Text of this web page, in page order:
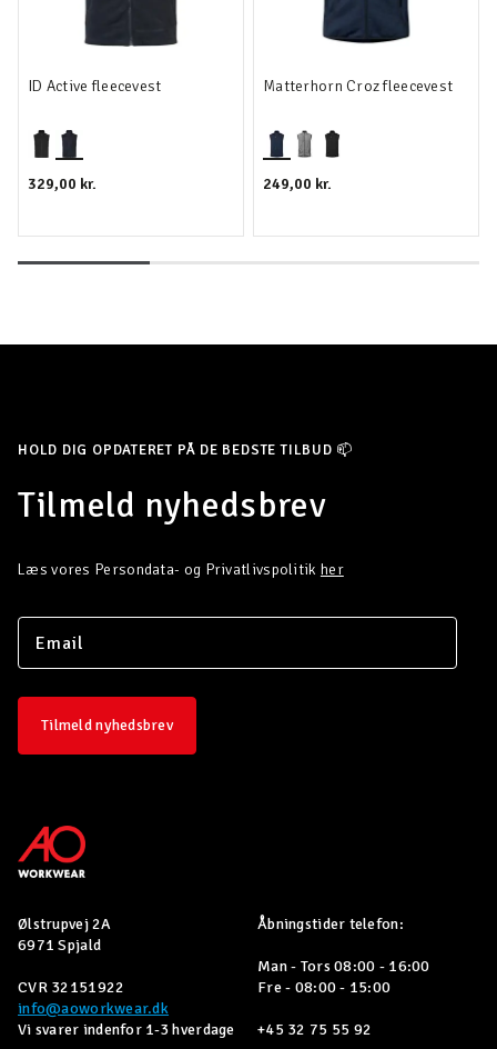
ID Active fleecevest
329,00 kr.
Matterhorn Croz fleecevest
249,00 kr.
HOLD DIG OPDATERET PÅ DE BEDSTE TILBUD 📫
Tilmeld nyhedsbrev
Læs vores Persondata- og Privatlivspolitik her
Tilmeld nyhedsbrev
Ølstrupvej 2A
6971 Spjald
CVR 32151922
info@aoworkwear.dk
Vi svarer indenfor 1-3 hverdage
Åbningstider telefon:
Man - Tors 08:00 - 16:00
Fre - 08:00 - 15:00
+45 32 75 55 92